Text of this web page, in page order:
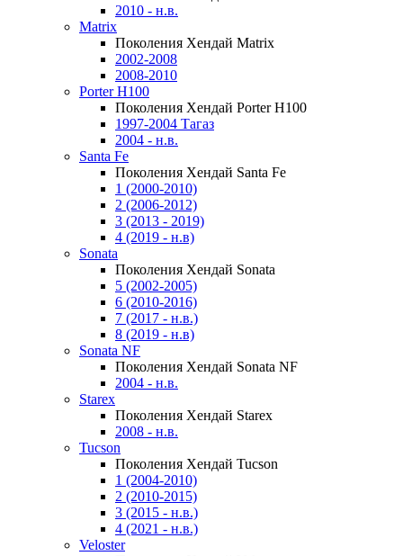
2010 - н.в.
Matrix
Поколения Хендай Matrix
2002-2008
2008-2010
Porter H100
Поколения Хендай Porter H100
1997-2004 Тагаз
2004 - н.в.
Santa Fe
Поколения Хендай Santa Fe
1 (2000-2010)
2 (2006-2012)
3 (2013 - 2019)
4 (2019 - н.в)
Sonata
Поколения Хендай Sonata
5 (2002-2005)
6 (2010-2016)
7 (2017 - н.в.)
8 (2019 - н.в)
Sonata NF
Поколения Хендай Sonata NF
2004 - н.в.
Starex
Поколения Хендай Starex
2008 - н.в.
Tucson
Поколения Хендай Tucson
1 (2004-2010)
2 (2010-2015)
3 (2015 - н.в.)
4 (2021 - н.в.)
Veloster